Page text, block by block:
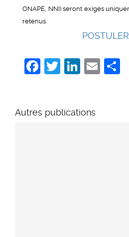
ONAPE, NNI) seront exigés
retenus.
Facebook
Twitter
Autres publications